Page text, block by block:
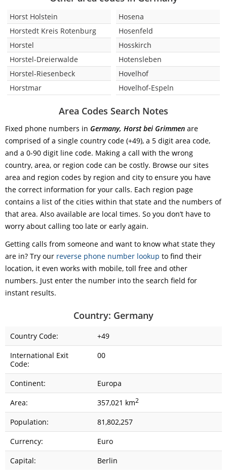
Horst Holstein
Horstedt Kreis Rotenburg
Horstel
Horstel-Dreierwalde
Horstel-Riesenbeck
Horstmar
Hosena
Hosenfeld
Hosskirch
Hotensleben
Hovelhof
Hovelhof-Espeln
Area Codes Search Notes
Fixed phone numbers in Germany, Horst bei Grimmen are
comprised of a single country code (+49), a 5 digit area code,
and a 0-90 digit line code. Making a call with the wrong
country, area, or region code can be costly. Browse our sites
area and region codes by region and city to ensure you have
the correct information for your calls. Each region page
contains a list of the cities within that state and the numbers of
that area. Also available are local times. So you don’t have to
worry about calling too late or early again.
Getting calls from someone and want to know what state they
are in? Try our reverse phone number lookup to find their
location, it even works with mobile, toll free and other
numbers. Just enter the number into the search field for
instant results.
Country: Germany
Country Code:
+49
International Exit
Code:
00
Continent:
Europa
Area:
357,021 km2
Population:
81,802,257
Currency:
Euro
Capital:
Berlin